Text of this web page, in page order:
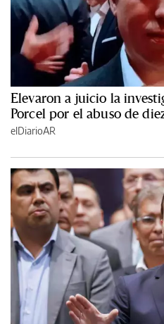
Elevaron a juicio la
Porcel por el abuso de
elDiarioAR